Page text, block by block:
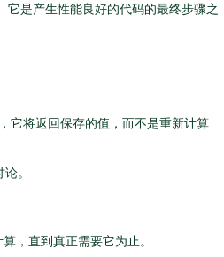
是产生性能良好的代码的最终步骤之
它将返回保存的值，而不是重新计算
。
，直到真正需要它为止。